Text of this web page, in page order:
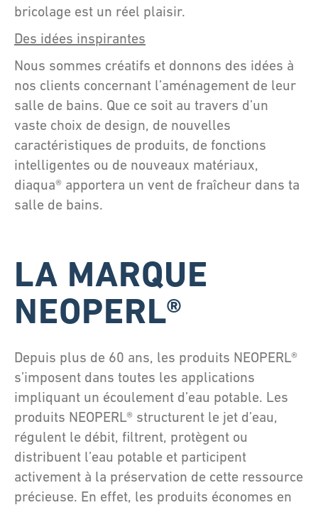
bricolage est un réel plaisir.
Des idées inspirantes
Nous sommes créatifs et donnons des idées à
nos clients concernant l’aménagement de leur
salle de bains. Que ce soit au travers d’un
vaste choix de design, de nouvelles
caractéristiques de produits, de fonctions
intelligentes ou de nouveaux matériaux,
diaqua® apportera un vent de fraîcheur dans ta
salle de bains.
LA MARQUE
NEOPERL®
Depuis plus de 60 ans, les produits NEOPERL®
s’imposent dans toutes les applications
impliquant un écoulement d’eau potable. Les
produits NEOPERL® structurent le jet d’eau,
régulent le débit, filtrent, protègent ou
distribuent l’eau potable et participent
activement à la préservation de cette ressource
précieuse. En effet, les produits économes en